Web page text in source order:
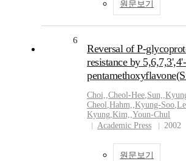
원문보기
6
Reversal of P-
resistance by 5,6,7,3',4'-
Choi,,Cheol-Hee,Sun,,
Cheol,Hahm,,Kyung-Soo,
Kyung,Kim,,Youn-Chul
Academic Press
2002
원문보기